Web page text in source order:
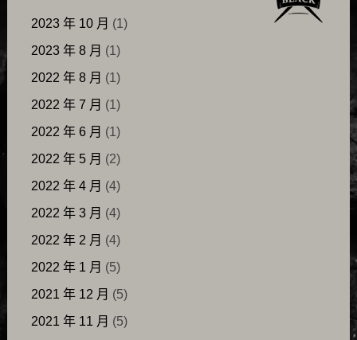
2023 年 10 月 (1)
2023 年 8 月 (1)
2022 年 8 月 (1)
2022 年 7 月 (1)
2022 年 6 月 (1)
2022 年 5 月 (2)
2022 年 4 月 (4)
2022 年 3 月 (4)
2022 年 2 月 (4)
2022 年 1 月 (5)
2021 年 12 月 (5)
2021 年 11 月 (5)